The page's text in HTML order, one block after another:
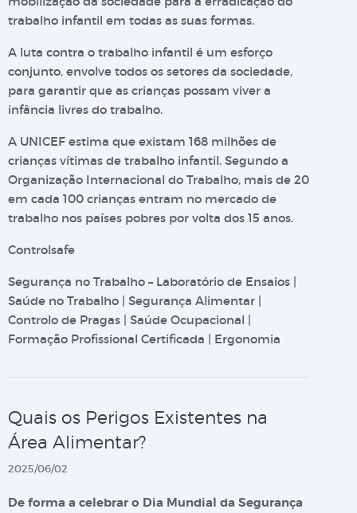
trabalho infantil em todas as suas formas.
A luta contra o trabalho infantil é um esforço
conjunto, envolve todos os setores da sociedade,
para garantir que as crianças possam viver a
infância livres do trabalho.
A UNICEF estima que existam 168 milhões de
crianças vítimas de trabalho infantil. Segundo a
Organização Internacional do Trabalho, mais de 20
em cada 100 crianças entram no mercado de
trabalho nos países pobres por volta dos 15 anos.
Controlsafe
Segurança no Trabalho – Laboratório de Ensaios |
Saúde no Trabalho | Segurança Alimentar |
Controlo de Pragas | Saúde Ocupacional |
Formação Profissional Certificada | Ergonomia
Quais os Perigos Existentes na
Área Alimentar?
2025/06/02
De forma a celebrar o Dia Mundial da Segurança